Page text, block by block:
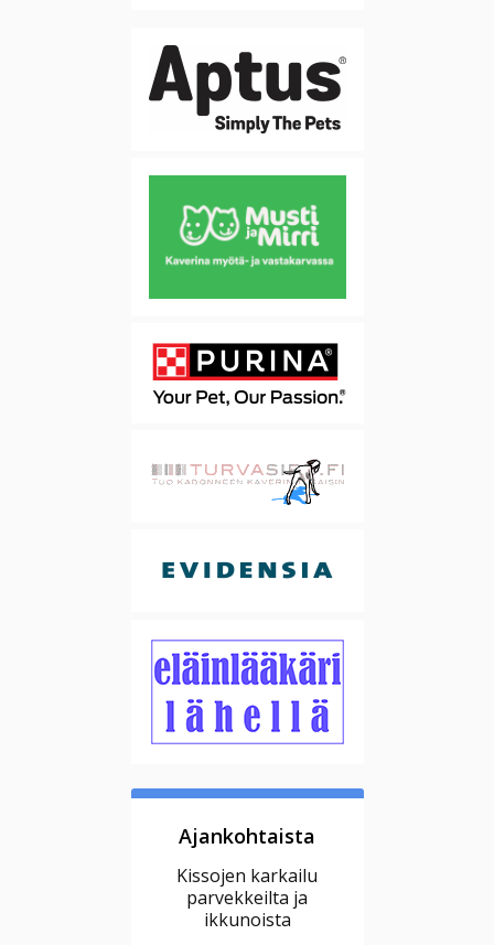
Ajankohtaista
Kissojen karkailu
parvekkeilta ja
ikkunoista